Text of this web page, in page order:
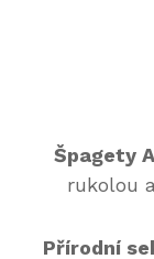
Špagety
rukolou
Přírodní